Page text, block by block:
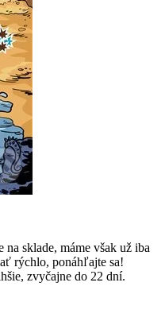
sklade, máme však už iba
rýchlo, ponáhľajte sa!
zvyčajne do 22 dní.